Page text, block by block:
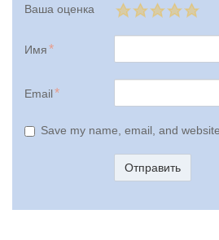
Ваша оценка
Имя
Email
Save my name, email, and
Отправить